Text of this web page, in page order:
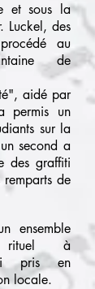
et sous la
Luckel, des
au
de
aidé par
permis un
sur la
second a
des graffiti
remparts de
ensemble
rituel à
pris en
locale.